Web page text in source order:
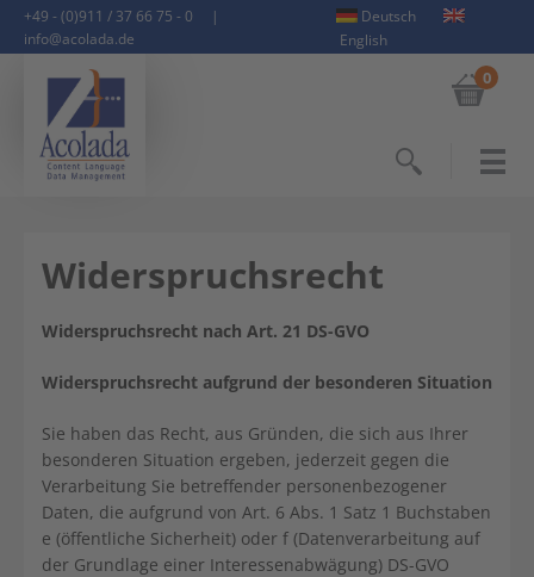
+49 - (0)911 / 37 66 75 - 0
|
info@acolada.de
Deutsch
English
0
Widerspruchsrecht
Widerspruchsrecht nach Art. 21 DS-GVO
Widerspruchsrecht aufgrund der besonderen Situation
Sie haben das Recht, aus Gründen, die sich aus Ihrer
besonderen Situation ergeben, jederzeit gegen die
Verarbeitung Sie betreffender personenbezogener
Daten, die aufgrund von Art. 6 Abs. 1 Satz 1 Buchstaben
e (öffentliche Sicherheit) oder f (Datenverarbeitung auf
der Grundlage einer Interessenabwägung) DS-GVO